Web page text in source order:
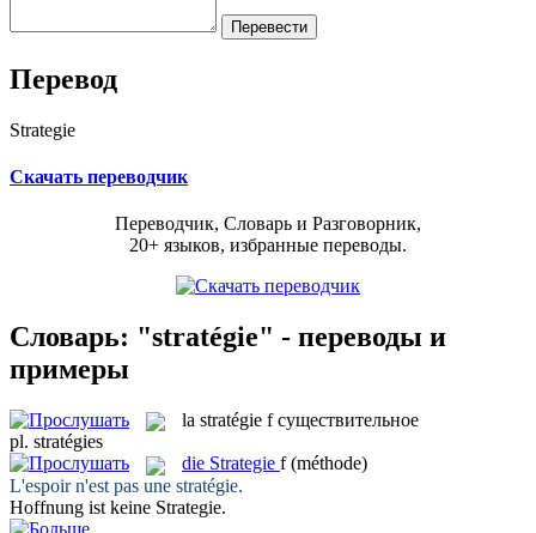
Перевод
Strategie
Скачать переводчик
Переводчик, Словарь и Разговорник,
20+ языков, избранные переводы.
Словарь: "stratégie" - переводы и
примеры
la stratégie f существительное
pl. stratégies
die Strategie f (méthode)
L'espoir n'est pas une stratégie.
Hoffnung ist keine Strategie.